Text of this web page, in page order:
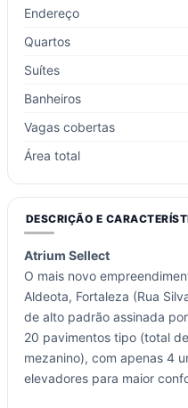
Endereço
Quartos
Suítes
Banheiros
Vagas cobertas
Área total
DESCRIÇÃO E
Atrium Sellect
O mais novo
Aldeota, Fortaleza (Rua
de alto padrão assinada
20 pavimentos tipo (total
mezanino), com apenas 4
elevadores para maior